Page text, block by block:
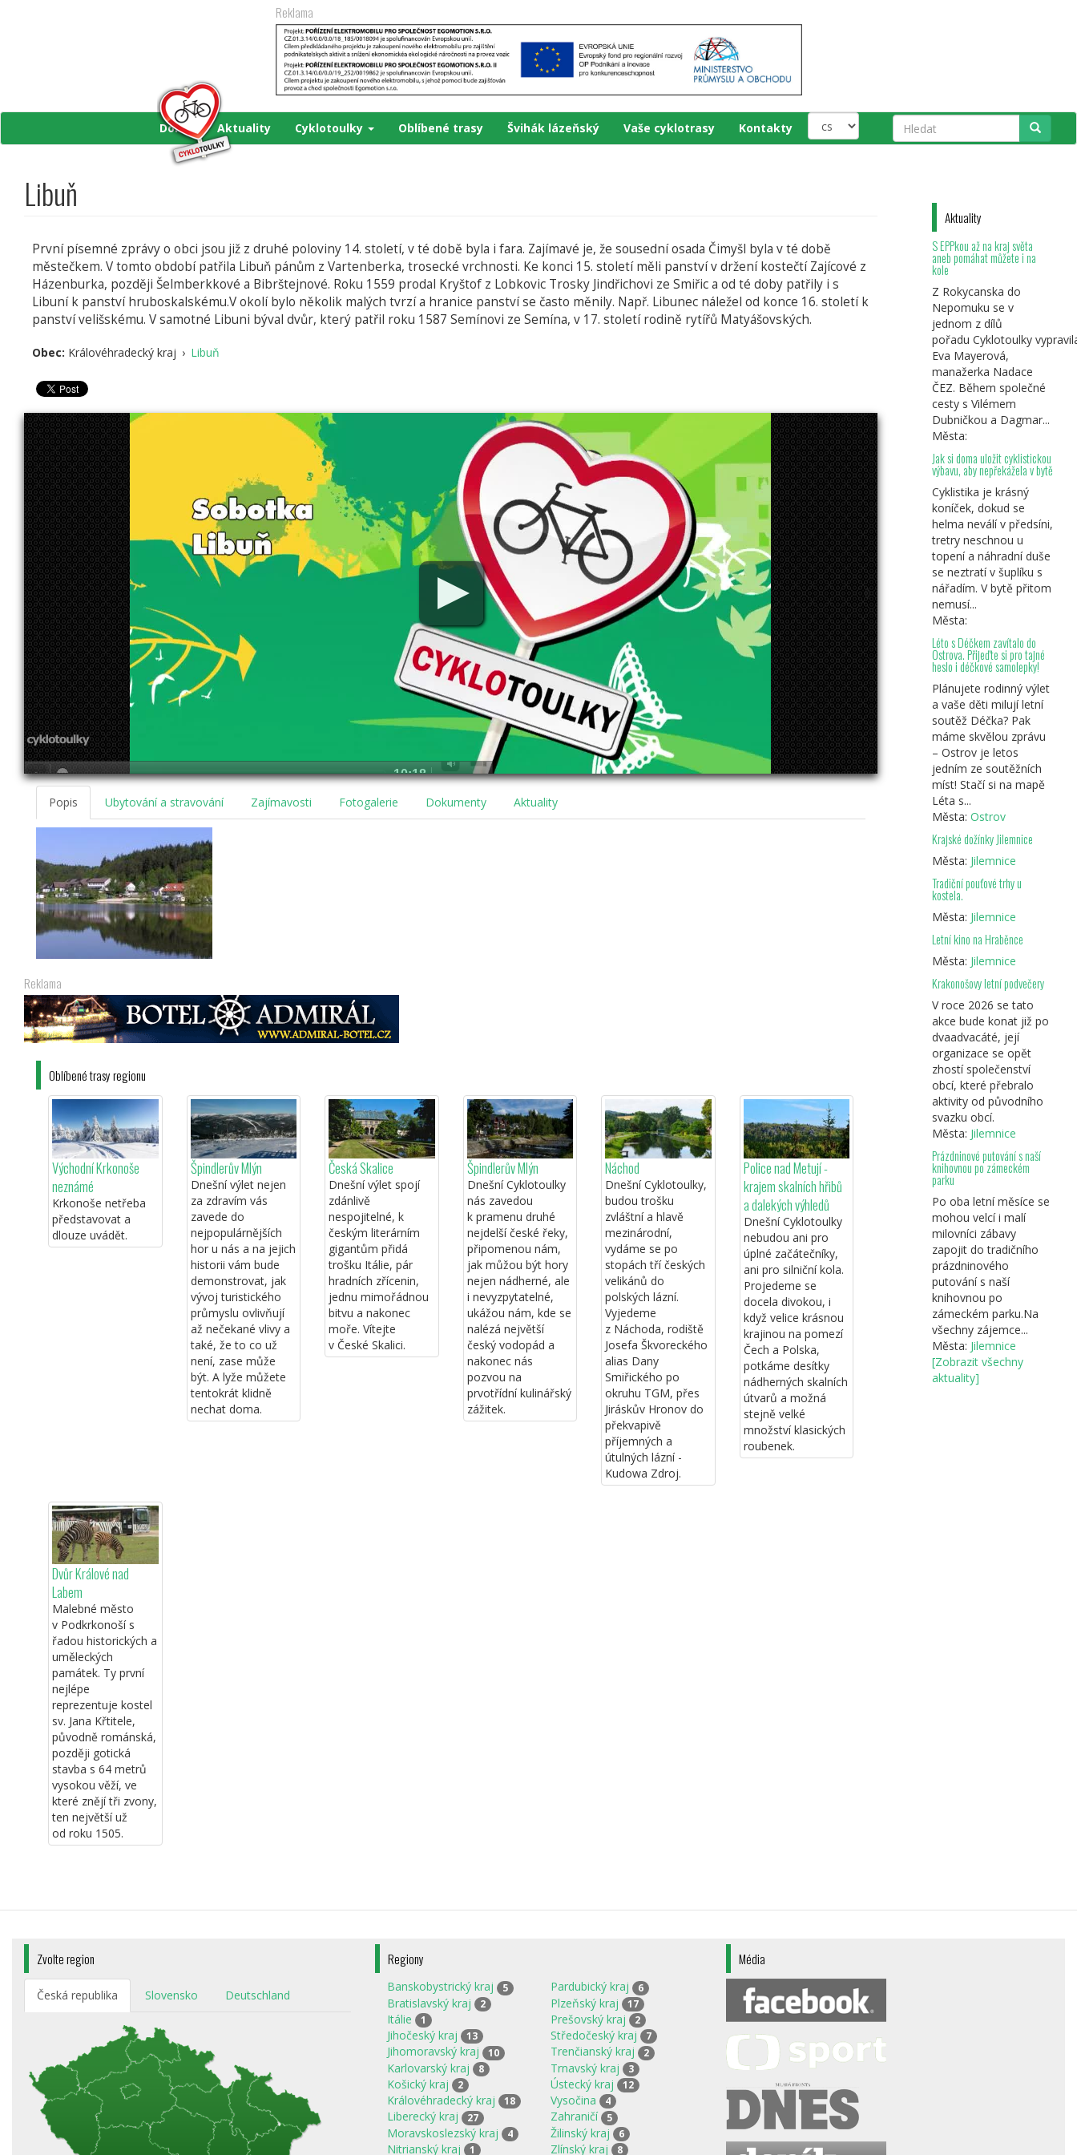
Reklama
Domů Aktuality Cyklotoulky Oblíbené trasy Švihák lázeňský Vaše cyklotrasy
Kontakty
Hledat
Libuň
První písemné zprávy o obci jsou již z druhé poloviny 14. století, v té době byla i fara. Zajímavé je, že sousední osada Čimyšl byla v té době
městečkem. V tomto období patřila Libuň pánům z Vartenberka, trosecké vrchnosti. Ke konci 15. století měli panství v držení kostečtí Zajícové z
Házenburka, později Šelmberkkové a Bibrštejnové. Roku 1559 prodal Kryštof z Lobkovic Trosky Jindřichovi ze Smiřic a od té doby patřily i s
Libuní k panství hruboskalskému.V okolí bylo několik malých tvrzí a hranice panství se často měnily. Např. Libunec náležel od konce 16. století k
panství velišskému. V samotné Libuni býval dvůr, který patřil roku 1587 Semínovi ze Semína, v 17. století rodině rytířů Matyášovských.
Obec: Královéhradecký kraj › Libuň
Cyklotoulky Sobotka -
Popis Ubytování a stravování Zajímavosti Fotogalerie Dokumenty Aktuality
Reklama
Oblíbené trasy regionu
Východní Krkonoše
neznámé
Krkonoše netřeba
představovat a
dlouze uvádět.
Špindlerův Mlýn
Dnešní výlet nejen
za zdravím vás
zavede do
nejpopulárnějších
hor u nás a na jejich
historii vám bude
demonstrovat, jak
vývoj turistického
průmyslu ovlivňují
až nečekané vlivy a
také, že to co už
není, zase může
být. A lyže můžete
tentokrát klidně
nechat doma.
Česká Skalice
Dnešní výlet spojí
zdánlivě
nespojitelné, k
českým literárním
gigantům přidá
trošku Itálie, pár
hradních zřícenin,
jednu mimořádnou
bitvu a nakonec
moře. Vítejte
v České Skalici.
Špindlerův Mlýn
Dnešní Cyklotoulky
nás zavedou
k pramenu druhé
nejdelší české řeky,
připomenou nám,
jak můžou být hory
nejen nádherné, ale
i nevyzpytatelné,
ukážou nám, kde se
nalézá největší
český vodopád a
nakonec nás
pozvou na
prvotřídní kulinářský
zážitek.
Náchod
Dnešní Cyklotoulky,
budou trošku
zvláštní a hlavě
mezinárodní,
vydáme se po
stopách tří českých
velikánů do
polských lázní.
Vyjedeme
z Náchoda, rodiště
Josefa Škvoreckého
alias Dany
Smiřického po
okruhu TGM, přes
Jiráskův Hronov do
překvapivě
příjemných a
útulných lázní -
Kudowa Zdroj.
Police nad Metují -
krajem skalních hřibů
a dalekých výhledů
Dnešní Cyklotoulky
nebudou ani pro
úplné začátečníky,
ani pro silniční kola.
Projedeme se
docela divokou, i
když velice krásnou
krajinou na pomezí
Čech a Polska,
potkáme desítky
nádherných skalních
útvarů a možná
stejně velké
množství klasických
roubenek.
Dvůr Králové nad
Labem
Malebné město
v Podkrkonoší s
řadou historických a
uměleckých
památek. Ty první
nejlépe
reprezentuje kostel
sv. Jana Křtitele,
původně románská,
později gotická
stavba s 64 metrů
vysokou věží, ve
které znějí tři zvony,
ten největší už
od roku 1505.
Aktuality
S EPPkou až na kraj světa
aneb pomáhat můžete i na
kole
Z Rokycanska do
Nepomuku se v
jednom z dílů
pořadu Cyklotoulky
Eva Mayerová,
manažerka Nadace
ČEZ. Během společné
cesty s Vilémem
Dubničkou a Dagmar...
Města:
Jak si doma uložit cyklistickou
výbavu, aby nepřekážela v bytě
Cyklistika je krásný
koníček, dokud se
helma neválí v předsíni,
tretry neschnou u
topení a náhradní duše
se neztratí v šuplíku s
nářadím. V bytě přitom
nemusí...
Města:
Léto s Déčkem zavítalo do
Ostrova. Přijeďte si pro tajné
heslo i déčkové samolepky!
Plánujete rodinný výlet
a vaše děti milují letní
soutěž Déčka? Pak
máme skvělou zprávu
– Ostrov je letos
jedním ze soutěžních
míst! Stačí si na mapě
Léta s...
Města: Ostrov
Krajské dožínky Jilemnice
Města: Jilemnice
Tradiční pouťové trhy u
kostela.
Města: Jilemnice
Letní kino na Hraběnce
Města: Jilemnice
Krakonošovy letní podvečery
V roce 2026 se tato
akce bude konat již po
dvaadvacáté, její
organizace se opět
zhostí společenství
obcí, které přebralo
aktivity od původního
svazku obcí.
Města: Jilemnice
Prázdninové putování s naší
knihovnou po zámeckém
parku
Po oba letní měsíce se
mohou velcí i malí
milovníci zábavy
zapojit do tradičního
prázdninového
putování s naší
knihovnou po
zámeckém parku.Na
všechny zájemce...
Města: Jilemnice
[Zobrazit všechny
aktuality]
Zvolte region
Česká republika Slovensko Deutschland
Regiony
Banskobystrický kraj 5
Bratislavský kraj 2
Itálie 1
Jihočeský kraj 13
Jihomoravský kraj 10
Karlovarský kraj 8
Košický kraj 2
Královéhradecký kraj 18
Liberecký kraj 27
Moravskoslezský kraj 4
Nitrianský kraj 1
Pardubický kraj 6
Plzeňský kraj 17
Prešovský kraj 2
Středočeský kraj 7
Trenčianský kraj 2
Trnavský kraj 3
Ústecký kraj 12
Vysočina 4
Zahraničí 5
Žilinský kraj 6
Zlínský kraj 8
Média